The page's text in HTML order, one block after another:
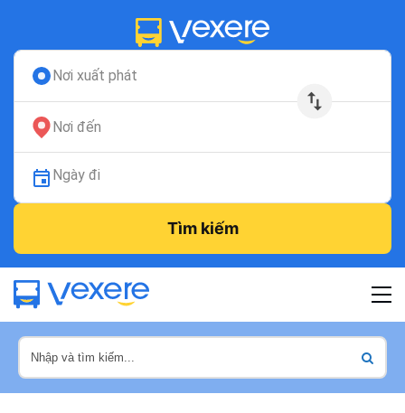
Nơi xuất phát
Nơi đến
Ngày đi
Tìm kiếm